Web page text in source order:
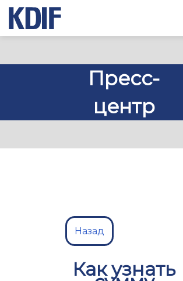
Пресс-
центр
Назад
Как узнать